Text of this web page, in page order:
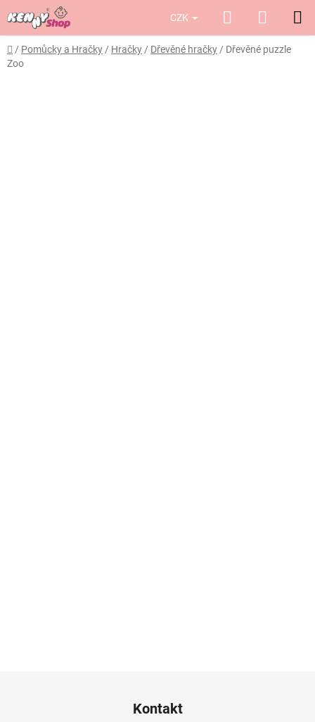
na
obsah
CZK Hledat
KOŠÍK
Domů
/ Pomůcky a Hračky / Hračky / Dřevěné hračky / Dřevěné puzzle
Zoo
Kontakt